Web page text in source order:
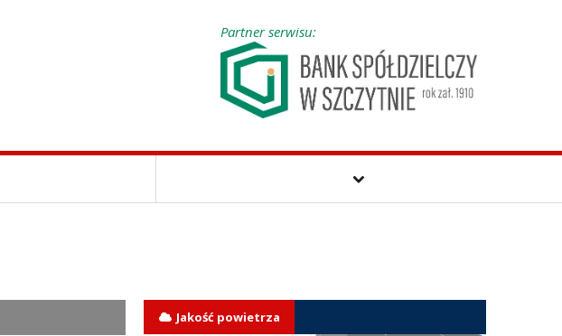
Partner serwisu:
Jakość powietrza